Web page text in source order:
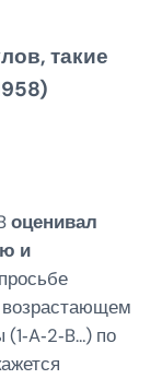
такие
оценивал
и
возрастающем
по